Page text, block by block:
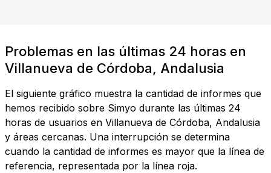
Problemas en las últimas 24 horas en
Villanueva de Córdoba, Andalusia
El siguiente gráfico muestra la cantidad de informes que
hemos recibido sobre Simyo durante las últimas 24
horas de usuarios en Villanueva de Córdoba, Andalusia
y áreas cercanas. Una interrupción se determina
cuando la cantidad de informes es mayor que la línea de
referencia, representada por la línea roja.